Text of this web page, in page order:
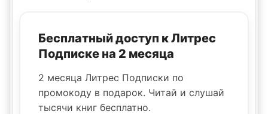
Бесплатный доступ к Литрес
Подписке на 2 месяца
2 месяца Литрес Подписки по
промокоду в подарок. Читай и слушай
тысячи книг бесплатно.